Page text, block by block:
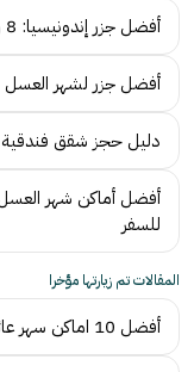
أفضل جزر إندونيسيا: 8 وجهات للعرسان والعوائل والمغامرات
أفضل جزر لشهر العسل | أجمل 5 وجهات
دليل حجز شقق فندقية
أفضل أماكن شهر
للسفر
المقالات تم زيارتها مؤخرا
أفضل 10 اماكن سهر عائلية في بانكوك